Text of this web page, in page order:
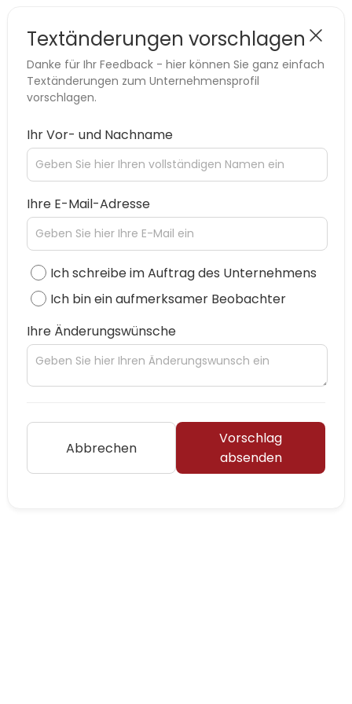
Textänderungen vorschlagen
Danke für Ihr Feedback - hier können Sie ganz einfach
Textänderungen zum Unternehmensprofil
vorschlagen.
Ihr Vor- und Nachname
Ihre E-Mail-Adresse
Ich schreibe im Auftrag des Unternehmens
Ich bin ein aufmerksamer Beobachter
Ihre Änderungswünsche
Abbrechen
Vorschlag
absenden